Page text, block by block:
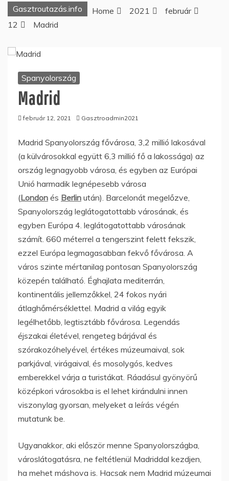
Gasztroutazás.info Home 2021
február
12
Madrid
Spanyolország
Madrid
február 12, 2021 Gasztroadmin2021
Madrid Spanyolország fővárosa, 3,2 millió lakosával
(a külvárosokkal együtt 6,3 millió fő a lakossága) az
ország legnagyobb városa, és egyben az Európai
Unió harmadik legnépesebb városa
(London és Berlin után). Barcelonát megelőzve,
Spanyolország leglátogatottabb városának, és
egyben Európa 4. leglátogatottabb városának
számít. 660 méterrel a tengerszint felett fekszik,
ezzel Európa legmagasabban fekvő fővárosa. A
város szinte mértanilag pontosan Spanyolország
közepén található. Éghajlata mediterrán,
kontinentális jellemzőkkel, 24 fokos nyári
átlaghőmérséklettel. Madrid a világ egyik
legélhetőbb, legtisztább fővárosa. Legendás
éjszakai életével, rengeteg bárjával és
szórakozóhelyével, értékes múzeumaival, sok
parkjával, virágaival, és mosolygós, kedves
emberekkel várja a turistákat. Ráadásul gyönyörű
középkori városokba is el lehet kirándulni innen
viszonylag gyorsan, melyeket a leírás végén
mutatunk be.
Ugyanakkor, aki először menne Spanyolországba,
városlátogatásra, ne feltétlenül Madriddal kezdjen,
ha mehet máshova is. Hacsak nem Madrid múzeumai